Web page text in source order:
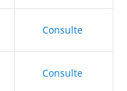
Consulte
Consulte